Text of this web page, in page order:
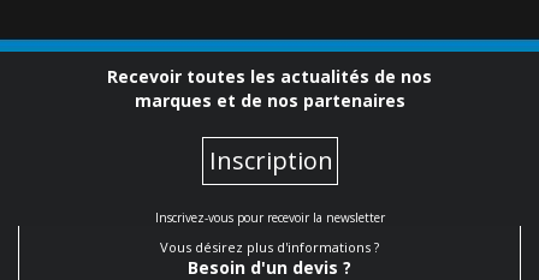
Recevoir toutes les actualités de nos
marques et de nos partenaires
Inscription
Inscrivez-vous pour recevoir la newsletter
Vous désirez plus d'informations ?
Besoin d'un devis ?